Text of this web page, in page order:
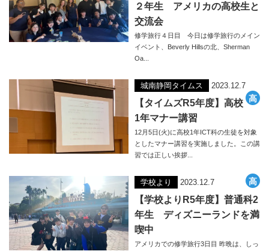
２年生 アメリカの高校生と
交流会
修学旅行４日目 今日は修学旅行のメイン
イベント、Beverly Hillsの北、Sherman
Oa...
城南静岡タイムス 2023.12.7
【タイムズR5年度】高校
1年マナー講習
12月5日(火)に高校1年ICT科の生徒を対象
としたマナー講習を実施しました。この講
習では正しい挨拶...
学校より 2023.12.7
【学校よりR5年度】普通科2
年生 ディズニーランドを満
喫中
アメリカでの修学旅行3日目 昨晩は、しっ